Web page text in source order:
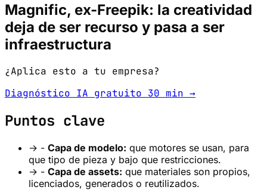
Magnific, ex-Freepik: la creatividad
deja de ser recurso y pasa a ser
infraestructura
¿Aplica esto a tu empresa?
Diagnóstico IA gratuito 30 min →
Puntos clave
→ - Capa de modelo: que motores se usan, para
que tipo de pieza y bajo que restricciones.
→ - Capa de assets: que materiales son propios,
licenciados, generados o reutilizados.